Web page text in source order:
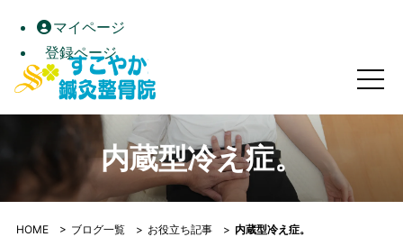
マイページ
登録ページ
内蔵型冷え症。｜すこやか鍼灸整骨院｜高松市屋島の自律
内蔵型冷え症。
HOME> ブログ一覧> お役立ち記事> 内蔵型冷え症。